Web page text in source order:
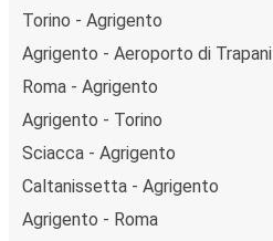
Torino - Agrigento
Agrigento - Aeroporto di Trapani
Roma - Agrigento
Agrigento - Torino
Sciacca - Agrigento
Caltanissetta - Agrigento
Agrigento - Roma